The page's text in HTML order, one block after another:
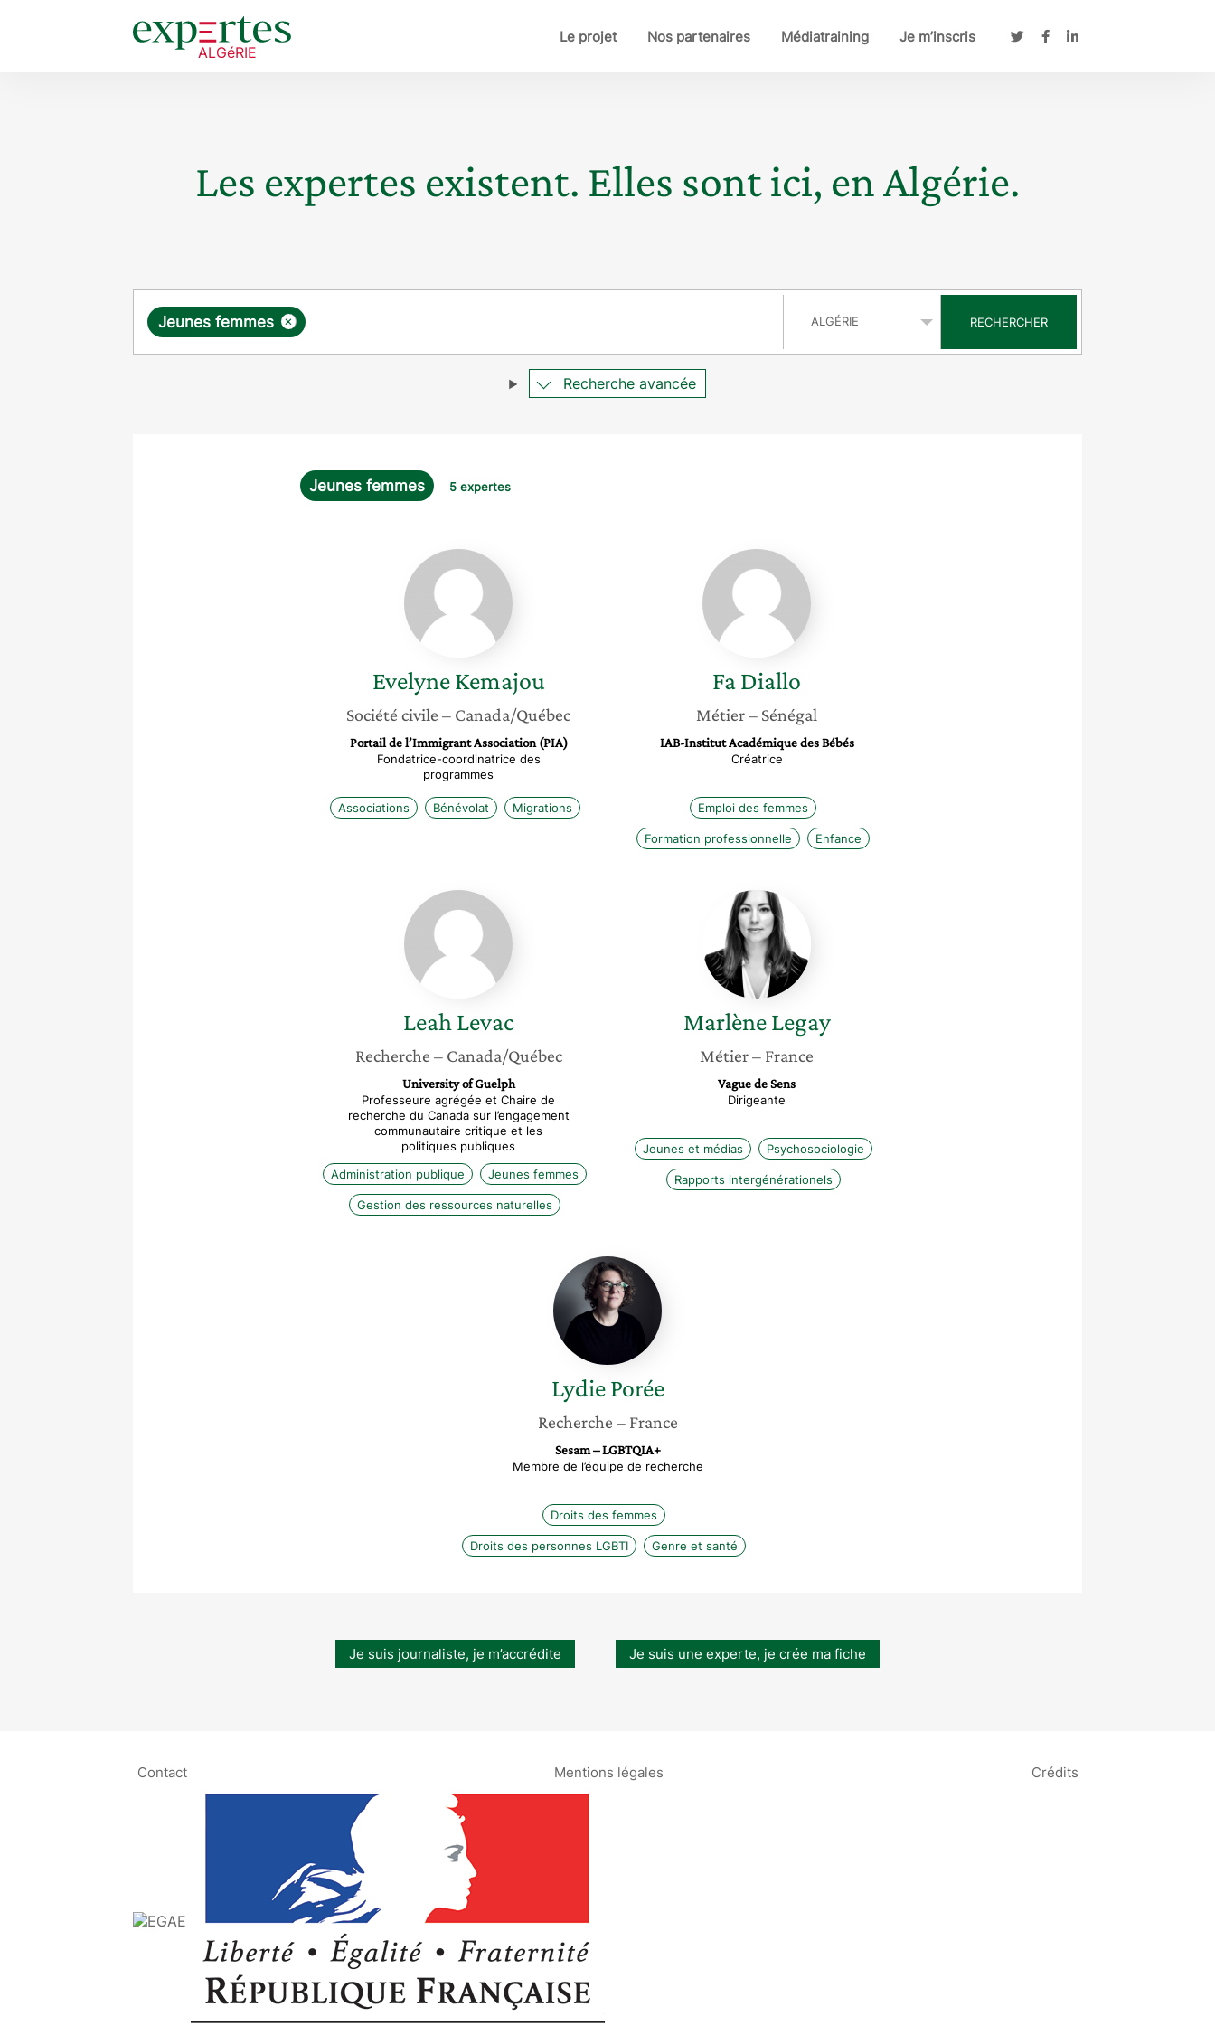
Le projet Nos partenaires Médiatraining Je m’inscris
Les expertes existent. Elles sont ici, en Algérie.
Requête ×
Jeunes femmes RECHERCHER
Recherche avancée
Jeunes femmes 5 expertes
Evelyne
Kemajou
Evelyne Kemajou
Société civile – Canada/Québec
Portail de l’Immigrant Association (PIA)
Fondatrice-coordinatrice des
programmes
Associations Bénévolat Migrations
Diallo
FaDiallo
Métier– Sénégal
IAB-Institut Académique des Bébés
Créatrice
Emploi des femmes
Formation professionnelle Enfance
Leah
Levac
Leah Levac
Recherche – Canada/Québec
University of Guelph
Professeure agrégée et Chaire de
recherche du Canada sur l’engagement
communautaire critique et les
politiques publiques
Administration publique
Jeunes femmes
Gestion des ressources naturelles
Marlène
Legay
Marlène Legay
Métier– France
Vague de Sens
Dirigeante
Jeunes et médias Psychosociologie
Rapports intergénérationels
Lydie
Porée
Lydie Porée
Recherche – France
Sesam – LGBTQIA+
Membre de l’équipe de recherche
Droits des femmes
Droits des personnes LGBTI Genre et santé
Je suis journaliste, je m’accrédite Je suis une experte, je crée ma fiche
Contact Mentions légales Crédits